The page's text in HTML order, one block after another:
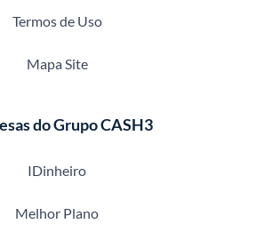
Termos de Uso
Mapa Site
do Grupo CASH3
IDinheiro
Melhor Plano